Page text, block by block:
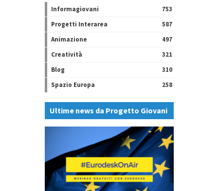
Informagiovani
753
Progetti Interarea
587
Animazione
497
Creatività
321
Blog
310
Spazio Europa
258
Ultime news da Progetto Giovani